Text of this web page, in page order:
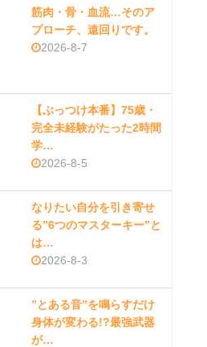
筋肉・骨・血流…そのア
プローチ、遠回りです。
2026-8-7
【ぶっつけ本番】75歳・
完全未経験がたった2時間
学…
2026-8-5
なりたい自分を引き寄せ
る”6つのマスターキー”と
は…
2026-8-3
”とある音”を鳴らすだけ
身体が変わる!?最強武器
が…